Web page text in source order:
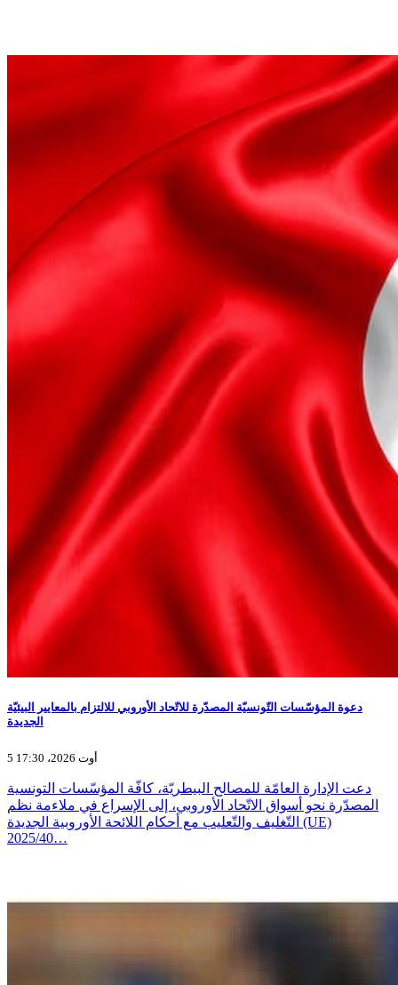
دعوة المؤسّسات التّونسيّة المصدّرة للاتّحاد الأوروبي للالتزام بالمعايير البيئيّة
الجديدة
5 أوت 2026، 17:30
دعت الإدارة العامّة للمصالح البيطريّة، كافّة المؤسّسات التونسية
المصدّرة نحو أسواق الاتّحاد الأوروبي، إلى الإسراع في ملاءمة نظم
التّغليف والتّعليب مع أحكام اللائحة الأوروبية الجديدة (UE)
2025/40…